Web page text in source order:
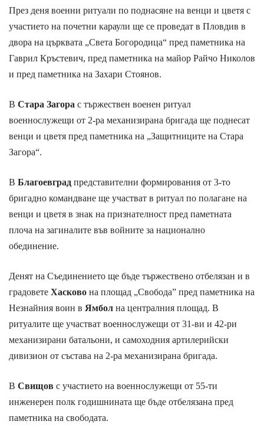
През деня военни ритуали по поднасяне на венци и цветя с
участието на почетни караули ще се проведат в Пловдив в
двора на църквата „Света Богородица“ пред паметника на
Гаврил Кръстевич, пред паметника на майор Райчо Николов
и пред паметника на Захари Стоянов.
В Стара Загора с тържествен военен ритуал
военнослужещи от 2-ра механизирана бригада ще поднесат
венци и цветя пред паметника на „Защитниците на Стара
Загора“.
В Благоевград представителни формирования от 3-то
бригадно командване ще участват в ритуал по полагане на
венци и цветя в знак на признателност пред паметната
плоча на загиналите във войните за национално
обединение.
Денят на Съединението ще бъде тържествено отбелязан и в
градовете Хасково на площад „Свобода” пред паметника на
Незнайния воин в Ямбол на централния площад. В
ритуалите ще участват военнослужещи от 31-ви и 42-ри
механизирани батальони, и самоходния артилерийски
дивизион от състава на 2-ра механизирана бригада.
В Свищов с участието на военнослужещи от 55-ти
инженерен полк годишнината ще бъде отбелязана пред
паметника на свободата.